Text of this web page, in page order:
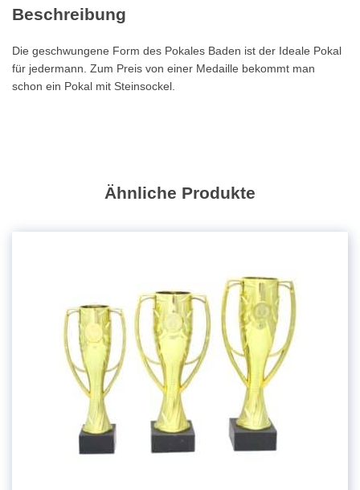
Menge
Beschreibung
Die geschwungene Form des Pokales Baden ist der Ideale Pokal
für jedermann. Zum Preis von einer Medaille bekommt man
schon ein Pokal mit Steinsockel.
Ähnliche Produkte